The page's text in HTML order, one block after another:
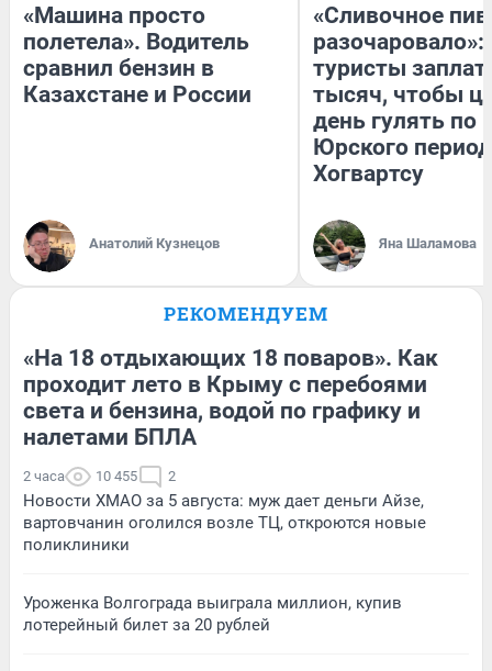
«Машина просто
полетела». Водитель
сравнил бензин в
Казахстане и России
Анатолий Кузнецов
«Сливочное
разочаровало»:
туристы
тысяч, чтобы
день гулять по
Юрского
Хогвартсу
Яна Шаламова
РЕКОМЕНДУЕМ
«На 18 отдыхающих 18 поваров». Как
проходит лето в Крыму с перебоями
света и бензина, водой по графику и
налетами БПЛА
2 часа 10 455 2
Новости ХМАО за 5 августа: муж дает деньги Айзе,
вартовчанин оголился возле ТЦ, откроются новые
поликлиники
Уроженка Волгограда выиграла миллион, купив
лотерейный билет за 20 рублей